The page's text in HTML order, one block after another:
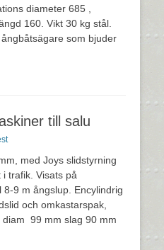
diameter 685 ,
160. Vikt 30 kg stål.
som bjuder
till salu
med Joys slidstyrning
trafik. Visats på
8-9 m ångslup. Encylindrig
och omkastarspak,
diam 99 mm slag 90 mm